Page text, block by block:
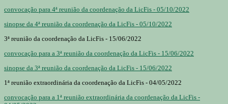
convocação para 4ª reunião da coordenação da LicFis - 05/10/2022
sinopse da 4ª reunião da coordenação da LicFis - 05/10/2022
3ª reunião da coordenação da LicFis - 15/06/2022
convocação para a 3ª reunião da coordenação da LicFis - 15/06/2022
sinopse da 3ª reunião da coordenação da LicFis - 15/06/2022
1ª reunião extraordinária da coordenação da LicFis - 04/05/2022
convocação para a 1ª reunião extraordinária da coordenação da LicFis -